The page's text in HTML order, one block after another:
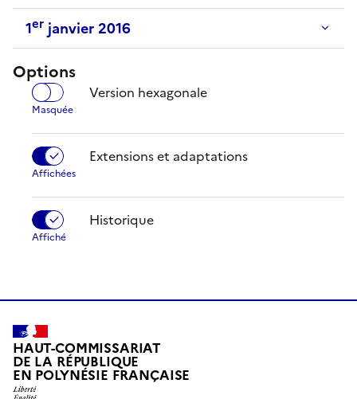
1er janvier 2016
Options
Version hexagonale
Extensions et adaptations
Historique
HAUT-COMMISSARIAT
DE LA RÉPUBLIQUE
EN POLYNÉSIE FRANÇAISE